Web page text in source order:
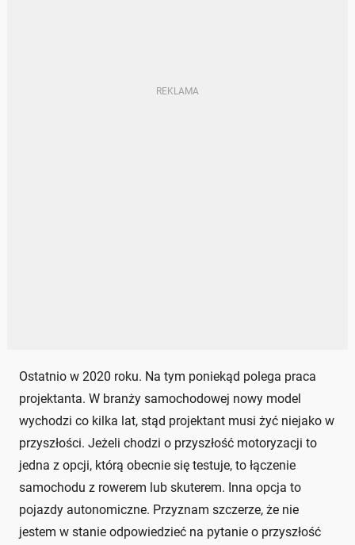
Ostatnio w 2020 roku. Na tym poniekąd polega praca
projektanta. W branży samochodowej nowy model
wychodzi co kilka lat, stąd projektant musi żyć niejako w
przyszłości. Jeżeli chodzi o przyszłość motoryzacji to
jedna z opcji, którą obecnie się testuje, to łączenie
samochodu z rowerem lub skuterem. Inna opcja to
pojazdy autonomiczne. Przyznam szczerze, że nie
jestem w stanie odpowiedzieć na pytanie o przyszłość